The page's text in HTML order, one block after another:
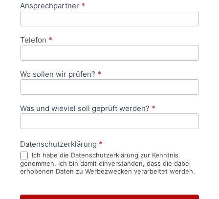
Ansprechpartner *
Telefon *
Wo sollen wir prüfen? *
Was und wieviel soll geprüft werden? *
Datenschutzerklärung *
Ich habe die Datenschutzerklärung zur Kenntnis
genommen. Ich bin damit einverstanden, dass die dabei
erhobenen Daten zu Werbezwecken verarbeitet werden.